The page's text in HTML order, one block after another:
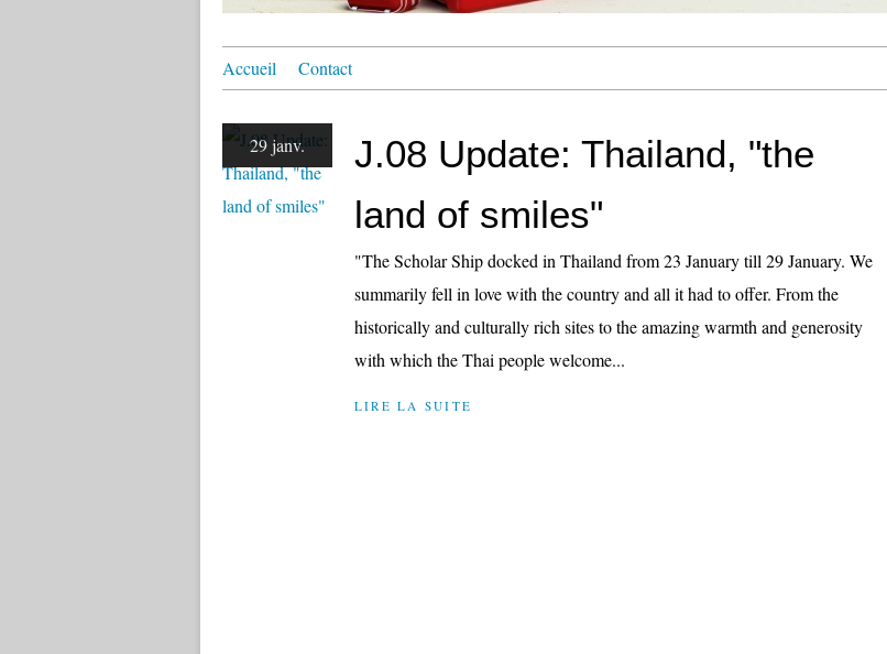
Accueil Contact
29 janv.
J.08 Update: Thailand, "the
land of smiles"
"The Scholar Ship docked in Thailand from 23 January till 29 January. We
summarily fell in love with the country and all it had to offer. From the
historically and culturally rich sites to the amazing warmth and generosity
with which the Thai people welcome...
LIRE LA SUITE